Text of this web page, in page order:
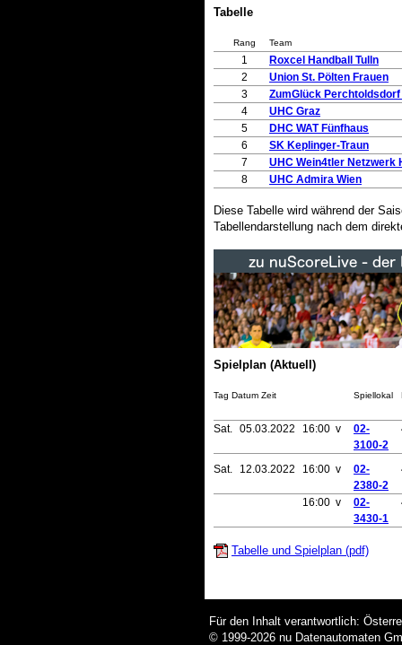
Tabelle
Rang Team
1
Roxcel Handball Tulln
2
Union St. Pölten Frauen
3
ZumGlück
4
UHC Graz
5
DHC WAT Fünfhaus
6
SK Keplinger-Traun
7
UHC Wein4tler Netzwerk
8
UHC Admira Wien
Diese Tabelle wird während der
Tabellendarstellung nach dem
Spielplan (Aktuell)
Tag Datum Zeit Spiellokal
Sat. 05.03.2022 16:00 v
02-
3100-2
Sat. 12.03.2022 16:00 v
02-
2380-2
16:00 v
02-
3430-1
Tabelle und Spielplan (pdf)
Für den Inhalt verantwortlich:
© 1999-2026 nu Datenautomaten